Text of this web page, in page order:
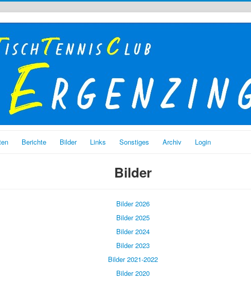
Berichte Bilder Links Sonstiges Archiv Login
Bilder
Bilder 2026
Bilder 2025
Bilder 2024
Bilder 2023
Bilder 2021-2022
Bilder 2020